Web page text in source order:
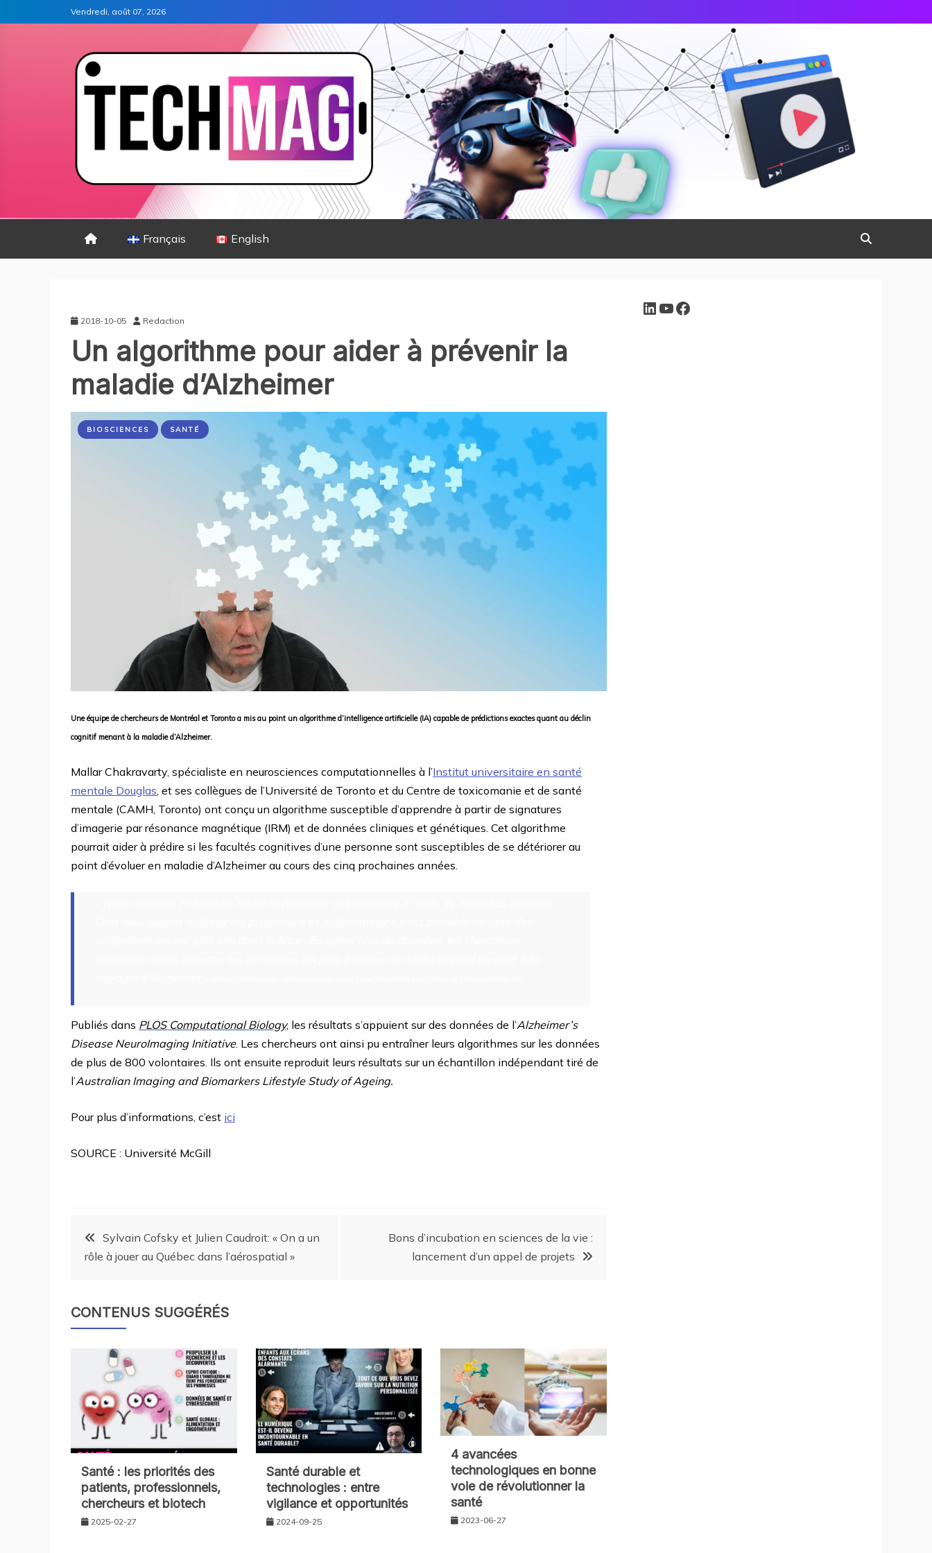
Vendredi, août 07, 2026
Français English
2018-10-05 Redaction
Un algorithme pour aider à prévenir la
maladie d’Alzheimer
BIOSCIENCES SANTÉ
Une équipe de chercheurs de Montréal et Toronto a mis au point un algorithme d’intelligence artificielle (IA) capable de prédictions exactes quant au déclin
cognitif menant à la maladie d’Alzheimer.
Mallar Chakravarty, spécialiste en neurosciences computationnelles à l’Institut universitaire en santé
mentale Douglas, et ses collègues de l’Université de Toronto et du Centre de toxicomanie et de santé
mentale (CAMH, Toronto) ont conçu un algorithme susceptible d’apprendre à partir de signatures
d’imagerie par résonance magnétique (IRM) et de données cliniques et génétiques. Cet algorithme
pourrait aider à prédire si les facultés cognitives d’une personne sont susceptibles de se détériorer au
point d’évoluer en maladie d’Alzheimer au cours des cinq prochaines années.
Publiés dans PLOS Computational Biology, les résultats s’appuient sur des données de l’Alzheimer’s
Disease NeuroImaging Initiative. Les chercheurs ont ainsi pu entraîner leurs algorithmes sur les données
de plus de 800 volontaires. Ils ont ensuite reproduit leurs résultats sur un échantillon indépendant tiré de
l’Australian Imaging and Biomarkers Lifestyle Study of Ageing.
Pour plus d’informations, c’est ici
SOURCE : Université McGill
Sylvain Cofsky et Julien Caudroit: « On a un
rôle à jouer au Québec dans l’aérospatial »
Bons d’incubation en sciences de la vie :
lancement d’un appel de projets
CONTENUS SUGGÉRÉS
Santé : les priorités des
patients, professionnels,
chercheurs et biotech
2025-02-27
Santé durable et
technologies : entre
vigilance et opportunités
2024-09-25
4 avancées
technologiques en bonne
voie de révolutionner la
santé
2023-06-27